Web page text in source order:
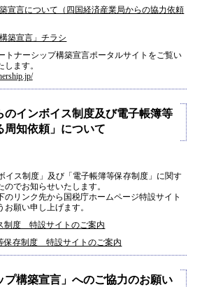
宣言について（四国経済産業局からの協力依頼
築宣言」チラシ
トナーシップ構築宣言ポータルサイトをご覧い
ます。
のインボイス制度及び電子帳簿等
周知依頼」について
イス制度」及び「電子帳簿等保存制度」に関す
でお知らせいたします。
のリンク先から国税庁ホームページ特設サイト
願い申し上げます。
制度 特設サイトのご案内
保存制度 特設サイトのご案内
プ構築宣言」へのご協力のお願い